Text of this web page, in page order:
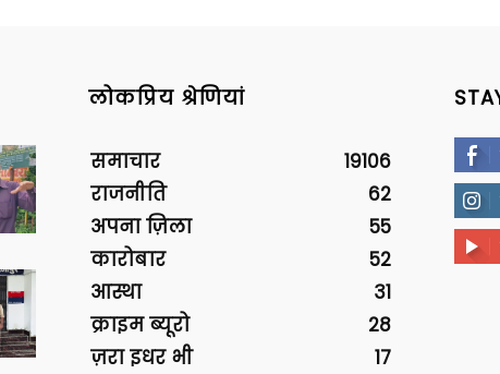
लोकप्रिय श्रेणियां
समाचार
19106
राजनीति
62
अपना ज़िला
55
कारोबार
52
आस्था
31
क्राइम ब्यूरो
28
ज़रा इधर भी
17